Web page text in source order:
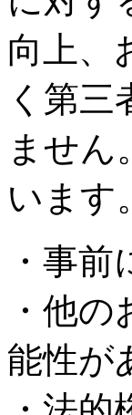
向上、
く第
ません
います。
・事
・他
能性が